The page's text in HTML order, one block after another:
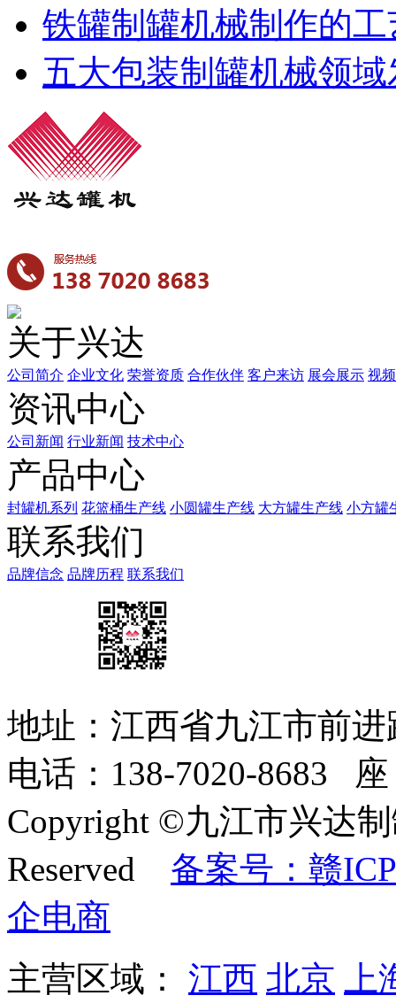
铁罐制罐机械制作的工
五大包装制罐机械领
关于兴达
公司简介 企业文化 荣誉资质 合作伙伴 客户来访 展会展示 视
资讯中心
公司新闻 行业新闻 技术中心
产品中心
封罐机系列 花篮桶生产线 小圆罐生产线 大方罐生产线 小方罐
联系我们
品牌信念 品牌历程 联系我们
地址：江西省九江市前
电话：138-7020-8683 座
Copyright ©九江市兴达
Reserved 备案号：赣
企电商
主营区域： 江西 北京
上